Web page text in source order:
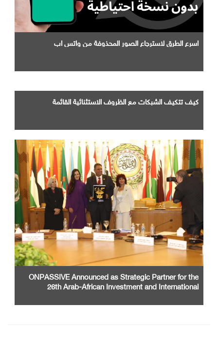
اسرع الطرق لاسترجاع الصور المحذوفة من واتس اب
كيف تتكيف الشبكات مع الظروف الاستثنائية القائمة
ONPASSIVE Announced as Strategic Partner for the
26th Arab-African Investment and International